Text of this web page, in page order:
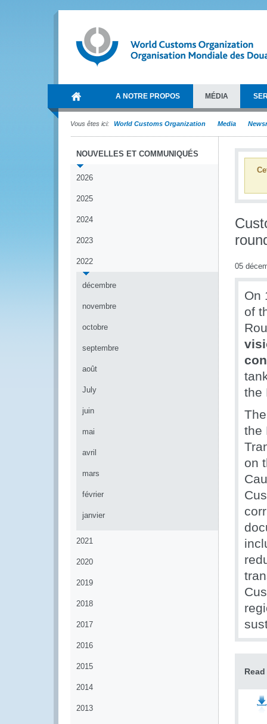
A NOTRE PROPOS MÉDIA
Vous êtes ici: World Customs Organization Media
NOUVELLES ET COMMUNIQUÉS
2026
2025
2024
2023
2022
décembre
novembre
octobre
septembre
août
July
juin
mai
avril
mars
février
janvier
2021
2020
2019
2018
2017
2016
2015
2014
2013
05
On
of
the
the
on